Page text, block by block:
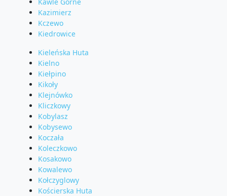
Kazimierz
Kczewo
Kiedrowice
Kieleńska Huta
Kielno
Kiełpino
Kikoły
Klejnówko
Kliczkowy
Kobylasz
Kobysewo
Koczała
Koleczkowo
Kosakowo
Kowalewo
Kołczyglowy
Kościerska Huta